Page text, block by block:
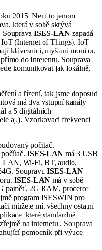
2015. Není to jenom
která v sobě skrývá
ISES-LAN zapadá
IoT (Internet of Things). IoT
klávesnici, myš ani monitor,
do Interentu. Souprava
komunikovat jak lokálně,
a řízení, tak jsme doposud
má dva vstupní kanály
a 5 digitálních
aj.). Vzorkovací frekvenci
počítač.
ISES-LAN má 3 USB
LAN, Wi-Fi, BT, audio,
Soupravu ISES-LAN
ISES-LAN má v sobě
paměť, 2G RAM, proceror
program ISESWIN pro
můžete mít všechny ostatní
které standardně
na internetu . Souprava
pomocník při výuce